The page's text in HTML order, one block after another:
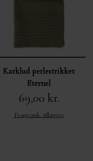
Karklud perlestrikket
Eternel
69,00 kr.
Fragt omk. tillægges